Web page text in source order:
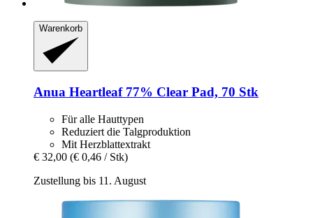
Warenkorb
Anua Heartleaf 77% Clear Pad, 70 Stk
Für alle Hauttypen
Reduziert die Talgproduktion
Mit Herzblattextrakt
€ 32,00 (€ 0,46 / Stk)
Zustellung bis 11. August